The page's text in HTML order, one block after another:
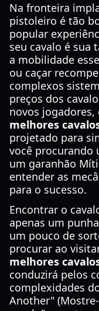
Na fronteira
pistoleiro é tão
popular
seu cavalo é sua
a mobilidade
ou caçar
complexos
preços dos
novos jogadores,
melhores
projetado para
você procurando
um garanhão
entender as
para o sucesso.
Encontrar o
apenas um
um pouco de
procurar ao
melhores
conduzirá pelos
complexidades
Another"